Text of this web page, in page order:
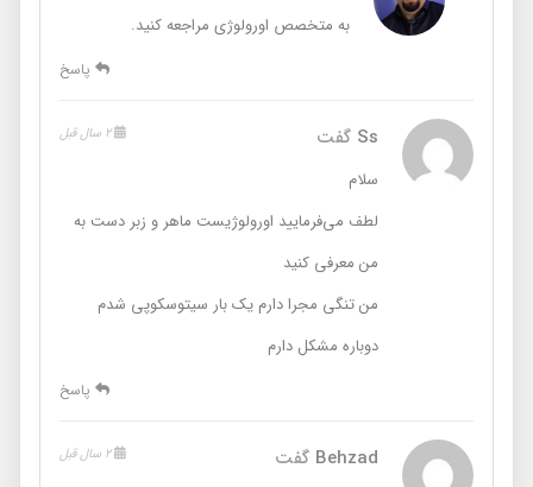
به متخصص اورولوژی مراجعه کنید.
پاسخ
Ss گفت
سلام
لطف می‌فرمایید اورولوژیست ماهر و زبر دست به
من معرفی کنید
من تنگی مجرا دارم یک بار سیتوسکوپی شدم
دوباره مشکل دارم
پاسخ
Behzad گفت